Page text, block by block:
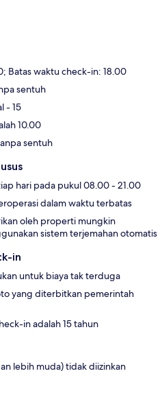
Batas waktu check-in: 18.00
sentuh
- 15
10.00
sentuh
hari pada pukul 08.00 - 21.00
dalam waktu terbatas
oleh properti mungkin
sistem terjemahan otomatis
in
untuk biaya tak terduga
yang diterbitkan pemerintah
in adalah 15 tahun
lebih muda) tidak diizinkan